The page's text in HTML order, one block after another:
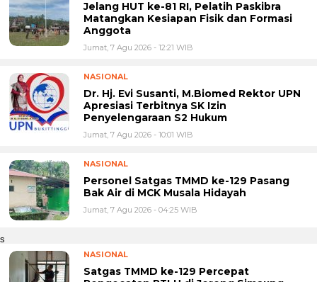
Jelang HUT ke-81 RI, Pelatih Paskibra
Matangkan Kesiapan Fisik dan Formasi
Anggota
Jumat, 7 Agu 2026 - 12:21 WIB
NASIONAL
Dr. Hj. Evi Susanti, M.Biomed Rektor UPN
Apresiasi Terbitnya SK Izin
Penyelengaraan S2 Hukum
Jumat, 7 Agu 2026 - 10:01 WIB
NASIONAL
Personel Satgas TMMD ke-129 Pasang
Bak Air di MCK Musala Hidayah
Jumat, 7 Agu 2026 - 04:25 WIB
s
NASIONAL
Satgas TMMD ke-129 Percepat